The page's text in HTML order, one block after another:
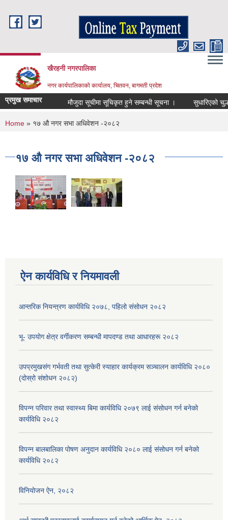
खैरहनी नगरपालिका
नगर कार्यपालिकाको कार्यालय, चितवन, बागमती प्रदेश
प्रमुख समाचार मौजुदा सूचीमा सूचिकृत हुने सम्बन्धी सूचना । सुधारिएको चुल्हो
You are here
Home » १७ औ नगर सभा अधिवेशन -२०८२
१७ औ नगर सभा अधिवेशन -२०८२
ऐन कार्यविधि र नियमावली
आन्तरिक नियन्त्रण कार्यविधि २०७८, पहिलो संसोधन २०८२
भू- उपयोग क्षेत्र वर्गीकरण सम्बन्धी मापदण्ड तथा आधारहरू २०८२
उपप्रमुखसंग गर्भवती तथा सुत्केरी स्याहार कार्यक्रम सञ्चालन कार्यविधि २०८०
(दोस्रो संशोधन २०८२)
विपन्न परिवार तथा स्वास्थ्य बिमा कार्यविधि २०७९ लाई संसोधन गर्न बनेको
कार्यविधि २०८२
विपन्न बालबालिका पोषण अनुदान कार्यविधि २०८० लाई संसोधन गर्न बनेको
कार्यविधि २०८२
विनियोजन ऐन, २०८२